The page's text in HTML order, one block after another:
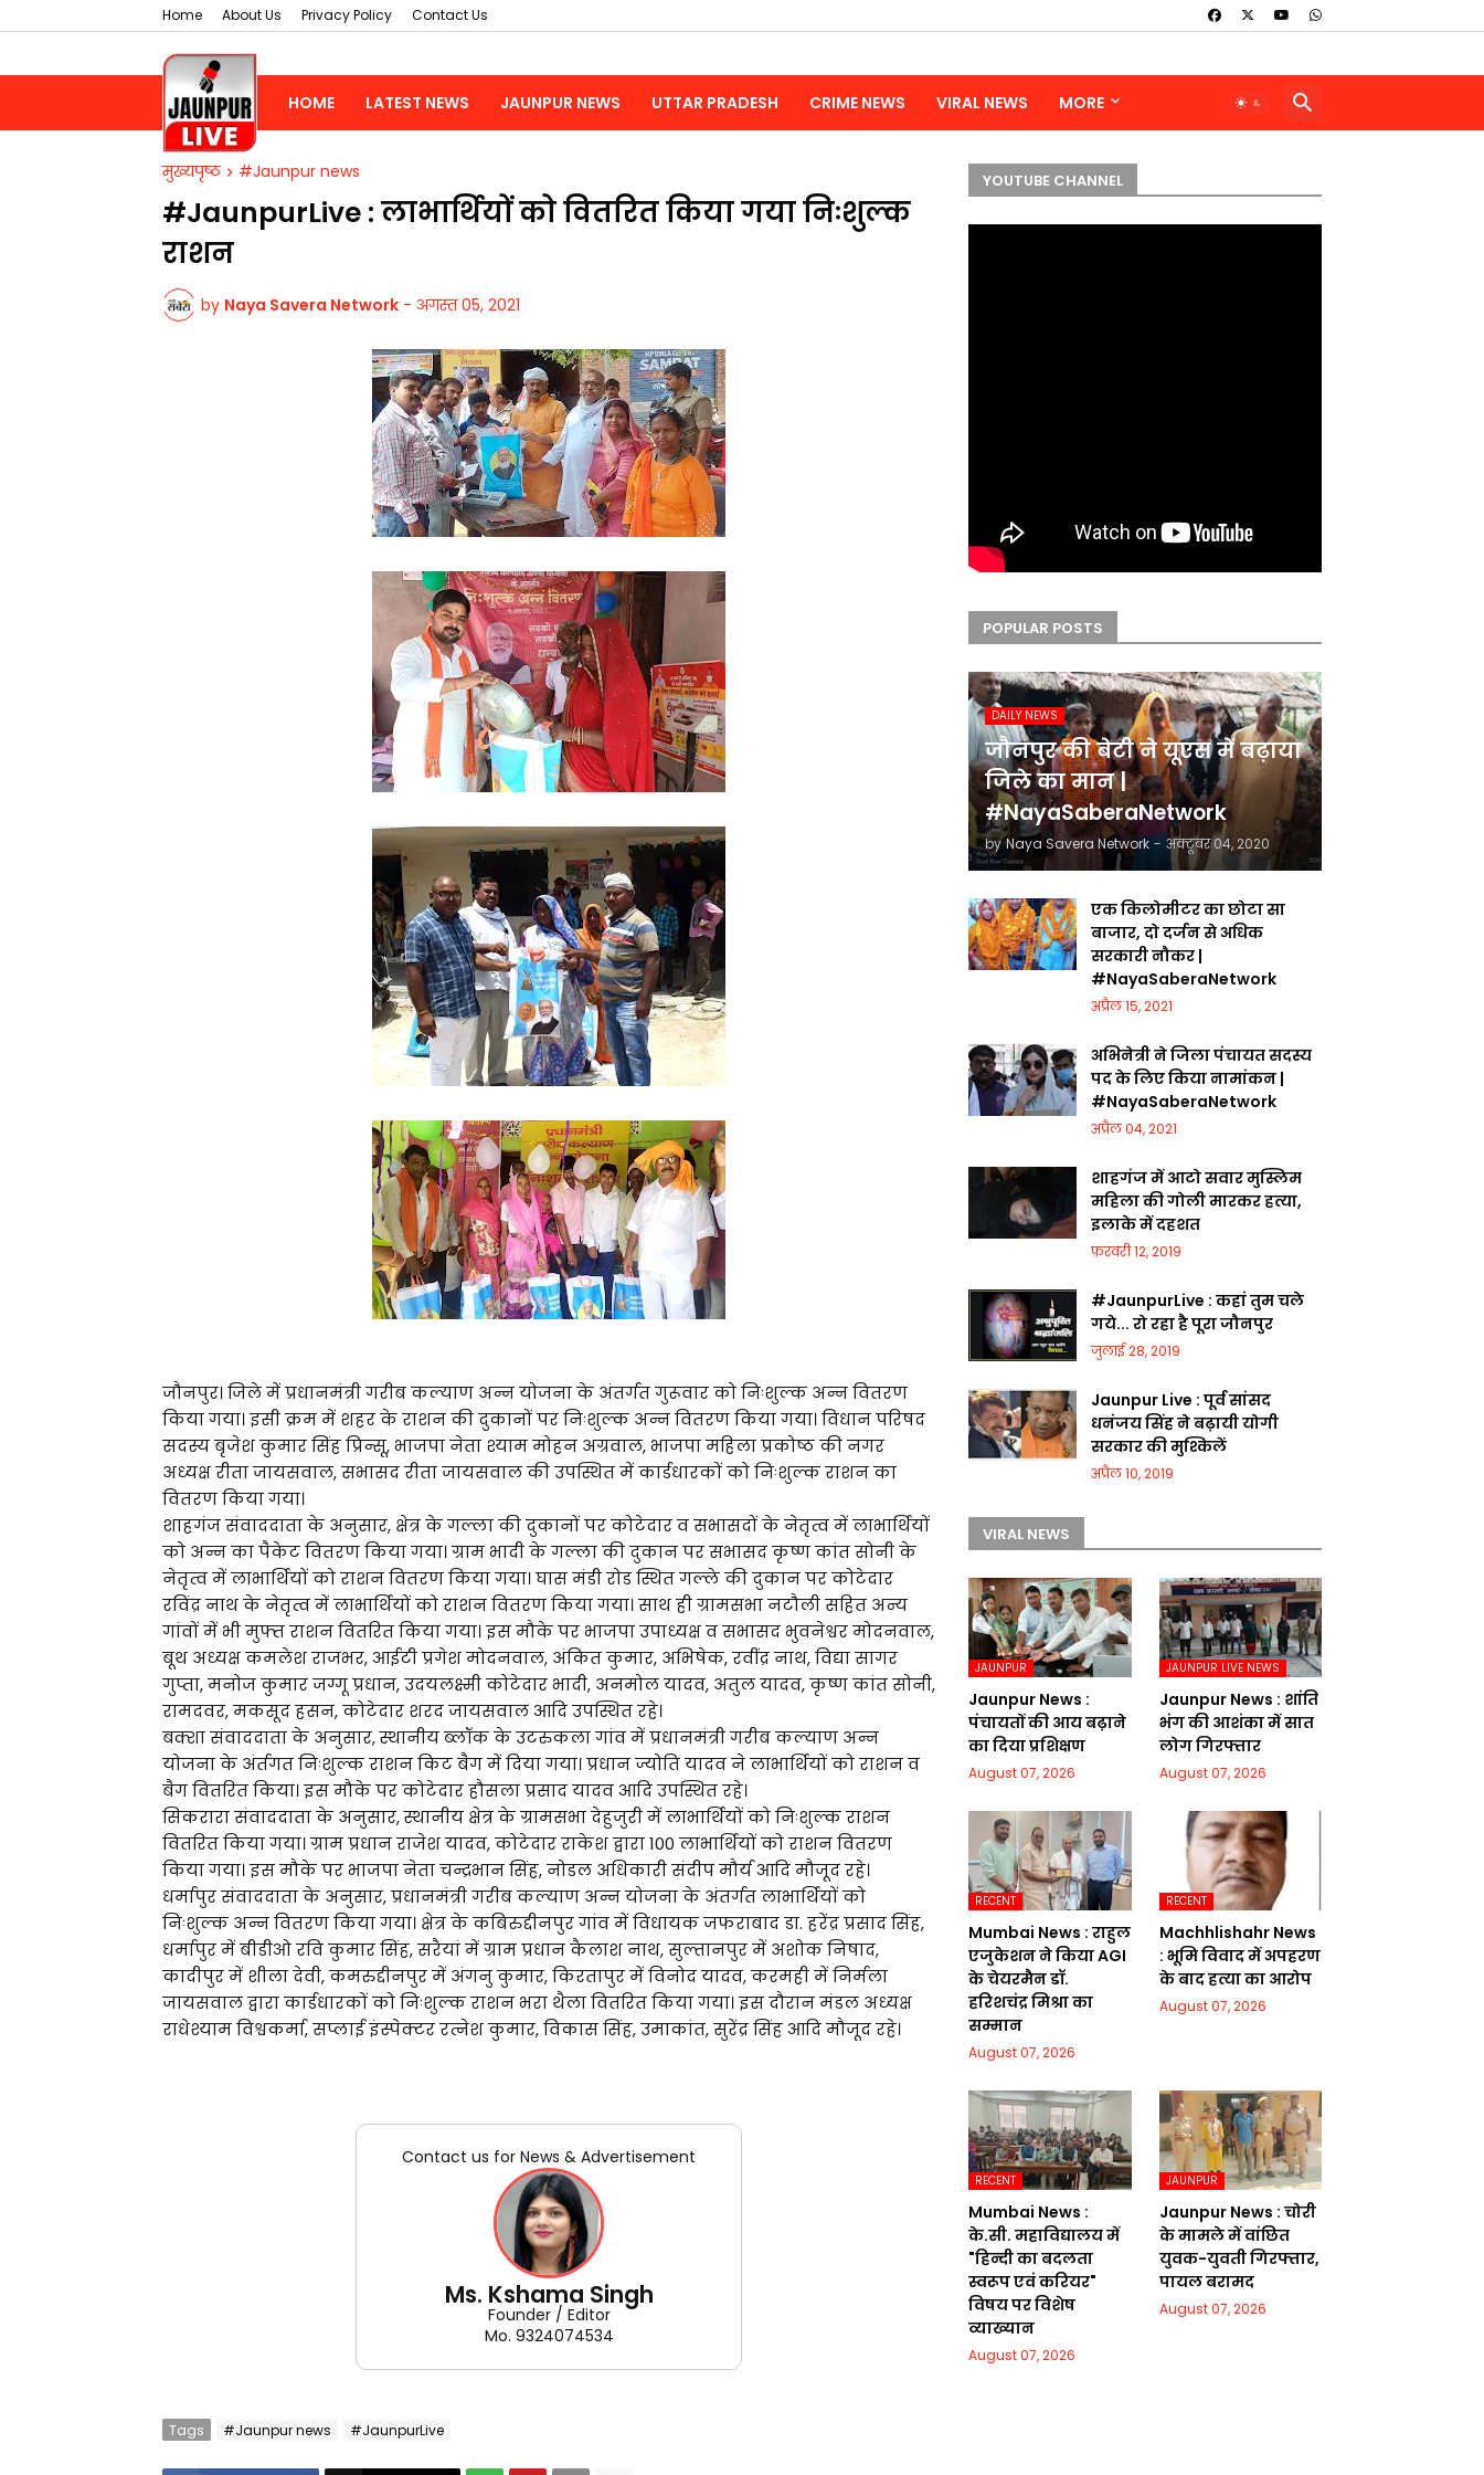
Home About Us Privacy Policy Contact Us
HOME LATEST NEWS JAUNPUR NEWS UTTAR PRADESH CRIME NEWS VIRAL NEWS MORE
मुख्यपृष्ठ #Jaunpur news
#JaunpurLive : लाभार्थियों को वितरित किया गया निःशुल्क
राशन
by Naya Savera Network - अगस्त 05, 2021
जौनपुर। जिले में प्रधानमंत्री गरीब कल्याण अन्न योजना के अंतर्गत गुरूवार को निःशुल्क अन्न वितरण
किया गया। इसी क्रम में शहर के राशन की दुकानों पर निःशुल्क अन्न वितरण किया गया। विधान परिषद
सदस्य बृजेश कुमार सिंह प्रिन्सू, भाजपा नेता श्याम मोहन अग्रवाल, भाजपा महिला प्रकोष्ठ की नगर
अध्यक्ष रीता जायसवाल, सभासद रीता जायसवाल की उपस्थित में कार्डधारकों को निःशुल्क राशन का
वितरण किया गया।
शाहगंज संवाददाता के अनुसार, क्षेत्र के गल्ला की दुकानों पर कोटेदार व सभासदों के नेतृत्व में लाभार्थियों
को अन्न का पैकेट वितरण किया गया। ग्राम भादी के गल्ला की दुकान पर सभासद कृष्ण कांत सोनी के
नेतृत्व में लाभार्थियों को राशन वितरण किया गया। घास मंडी रोड स्थित गल्ले की दुकान पर कोटेदार
रविंद्र नाथ के नेतृत्व में लाभार्थियों को राशन वितरण किया गया। साथ ही ग्रामसभा नटौली सहित अन्य
गांवों में भी मुफ्त राशन वितरित किया गया। इस मौके पर भाजपा उपाध्यक्ष व सभासद भुवनेश्वर मोदनवाल,
बूथ अध्यक्ष कमलेश राजभर, आईटी प्रगेश मोदनवाल, अंकित कुमार, अभिषेक, रवींद्र नाथ, विद्या सागर
गुप्ता, मनोज कुमार जग्गू प्रधान, उदयलक्ष्मी कोटेदार भादी, अनमोल यादव, अतुल यादव, कृष्ण कांत सोनी,
रामदवर, मकसूद हसन, कोटेदार शरद जायसवाल आदि उपस्थित रहे।
बक्शा संवाददाता के अनुसार, स्थानीय ब्लॉक के उटरुकला गांव में प्रधानमंत्री गरीब कल्याण अन्न
योजना के अंर्तगत निःशुल्क राशन किट बैग में दिया गया। प्रधान ज्योति यादव ने लाभार्थियों को राशन व
बैग वितरित किया। इस मौके पर कोटेदार हौसला प्रसाद यादव आदि उपस्थित रहे।
सिकरारा संवाददाता के अनुसार, स्थानीय क्षेत्र के ग्रामसभा देहुजुरी में लाभार्थियों को निःशुल्क राशन
वितरित किया गया। ग्राम प्रधान राजेश यादव, कोटेदार राकेश द्वारा 100 लाभार्थियों को राशन वितरण
किया गया। इस मौके पर भाजपा नेता चन्द्रभान सिंह, नोडल अधिकारी संदीप मौर्य आदि मौजूद रहे।
धर्मापुर संवाददाता के अनुसार, प्रधानमंत्री गरीब कल्याण अन्न योजना के अंतर्गत लाभार्थियों को
निःशुल्क अन्न वितरण किया गया। क्षेत्र के कबिरुद्दीनपुर गांव में विधायक जफराबाद डा. हरेंद्र प्रसाद सिंह,
धर्मापुर में बीडीओ रवि कुमार सिंह, सरैयां में ग्राम प्रधान कैलाश नाथ, सुल्तानपुर में अशोक निषाद,
कादीपुर में शीला देवी, कमरुद्दीनपुर में अंगनु कुमार, किरतापुर में विनोद यादव, करमही में निर्मला
जायसवाल द्वारा कार्डधारकों को निःशुल्क राशन भरा थैला वितरित किया गया। इस दौरान मंडल अध्यक्ष
राधेश्याम विश्वकर्मा, सप्लाई इंस्पेक्टर रत्नेश कुमार, विकास सिंह, उमाकांत, सुरेंद्र सिंह आदि मौजूद रहे।
Contact us for News & Advertisement
Ms. Kshama Singh
Founder / Editor
Mo. 9324074534
Tags #Jaunpur news #JaunpurLive
YOUTUBE CHANNEL
POPULAR POSTS
DAILY NEWS
जौनपुर की बेटी ने यूएस में बढ़ाया
जिले का मान |
#NayaSaberaNetwork
by Naya Savera Network - अक्टूबर 04, 2020
एक किलोमीटर का छोटा सा
बाजार, दो दर्जन से अधिक
सरकारी नौकर |
#NayaSaberaNetwork
अप्रैल 15, 2021
अभिनेत्री ने जिला पंचायत सदस्य
पद के लिए किया नामांकन |
#NayaSaberaNetwork
अप्रैल 04, 2021
शाहगंज में आटो सवार मुस्लिम
महिला की गोली मारकर हत्या,
इलाके में दहशत
फ़रवरी 12, 2019
#JaunpurLive : कहां तुम चले
गये... रो रहा है पूरा जौनपुर
जुलाई 28, 2019
Jaunpur Live : पूर्व सांसद
धनंजय सिंह ने बढ़ायी योगी
सरकार की मुश्किलें
अप्रैल 10, 2019
VIRAL NEWS
JAUNPUR
Jaunpur News :
पंचायतों की आय बढ़ाने
का दिया प्रशिक्षण
August 07, 2026
JAUNPUR LIVE NEWS
Jaunpur News : शांति
भंग की आशंका में सात
लोग गिरफ्तार
August 07, 2026
RECENT
Mumbai News : राहुल
एजुकेशन ने किया AGI
के चेयरमैन डॉ.
हरिशचंद्र मिश्रा का
सम्मान
August 07, 2026
RECENT
Machhlishahr News
: भूमि विवाद में अपहरण
के बाद हत्या का आरोप
August 07, 2026
RECENT
Mumbai News :
के.सी. महाविद्यालय में
"हिन्दी का बदलता
स्वरूप एवं करियर"
विषय पर विशेष
व्याख्यान
August 07, 2026
JAUNPUR
Jaunpur News : चोरी
के मामले में वांछित
युवक-युवती गिरफ्तार,
पायल बरामद
August 07, 2026